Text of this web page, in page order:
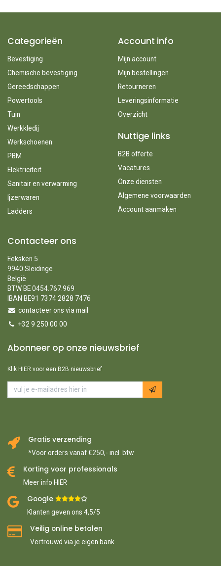
Categorieën
Bevestiging
Chemische bevestiging
Gereedschappen
Powertools
Tuin
Werkkledij
Werkschoenen
PBM
Elektriciteit
Sanitair en verwarming
Ijzerwaren
Ladders
Account info
Mijn account
Mijn bestellingen
Retourneren
Leveringsinformatie
Overzicht
Nuttige links
B2B offerte
Vacatures
Onze diensten
Algemene voorwaarden
Account aanmaken
Contacteer ons
Eeksken 5
9940 Sleidinge
België
BTW BE 0454.767.969
IBAN BE91 7374 2828 7476
contacteer ons via mail
+32 9 250 00 00
Abonneer op onze nieuwsbrief
Klik HIER voor een B2B nieuwsbrief
Gratis verzending
*Voor orders vanaf €250,- incl. btw
Korting voor professionals
Meer info HIER
Google ​
Klanten geven ons 4,5/5
Veilig online betalen
Vertrouwd via je eigen bank